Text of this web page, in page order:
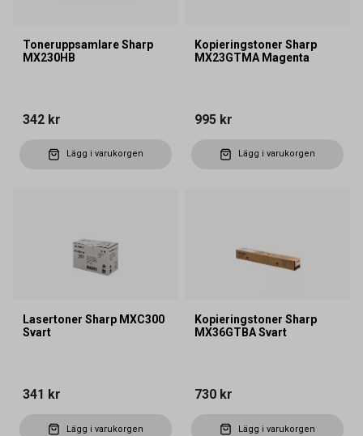
Toneruppsamlare Sharp
MX230HB
342 kr
Lägg i varukorgen
Kopieringstoner Sharp
MX23GTMA Magenta
995 kr
Lägg i varukorgen
Lasertoner Sharp MXC300
Svart
341 kr
Lägg i varukorgen
Kopieringstoner Sharp
MX36GTBA Svart
730 kr
Lägg i varukorgen